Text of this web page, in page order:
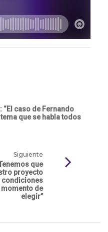
“El caso de Fernando
que se habla todos
Siguiente
que
proyecto
condiciones
de
elegir”